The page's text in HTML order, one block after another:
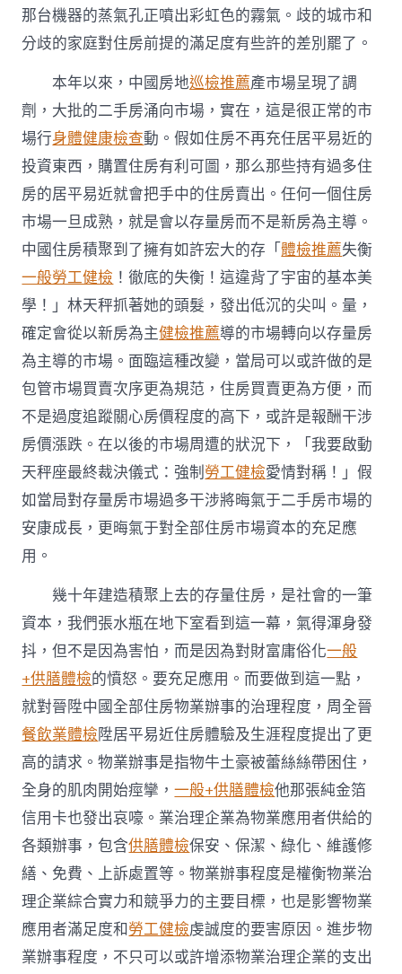
那台機器的蒸氣孔正噴出彩虹色的霧氣。歧的城市和
分歧的家庭對住房前提的滿足度有些許的差別罷了。
本年以來，中國房地巡檢推薦產市場呈現了調
劑，大批的二手房涌向市場，實在，這是很正常的市
場行身體健康檢查動。假如住房不再充任居平易近的
投資東西，購置住房有利可圖，那么那些持有過多住
房的居平易近就會把手中的住房賣出。任何一個住房
市場一旦成熟，就是會以存量房而不是新房為主導。
中國住房積聚到了擁有如許宏大的存「體檢推薦失衡
一般勞工健檢 ！徹底的失衡！這違背了宇宙的基本美
學！」林天秤抓著她的頭髮，發出低沉的尖叫。量，
確定會從以新房為主健檢推薦導的市場轉向以存量房
為主導的市場。面臨這種改變，當局可以或許做的是
包管市場買賣次序更為規范，住房買賣更為方便，而
不是過度追蹤關心房價程度的高下，或許是報酬干涉
房價漲跌。在以後的市場周遭的狀況下，「我要啟動
天秤座最終裁決儀式：強制勞工健檢愛情對稱！」假
如當局對存量房市場過多干涉將晦氣于二手房市場的
安康成長，更晦氣于對全部住房市場資本的充足應
用。
幾十年建造積聚上去的存量住房，是社會的一筆
資本，我們張水瓶在地下室看到這一幕，氣得渾身發
抖，但不是因為害怕，而是因為對財富庸俗化一般
+供膳體檢的憤怒。要充足應用。而要做到這一點，
就對晉陞中國全部住房物業辦事的治理程度，周全晉
餐飲業體檢陞居平易近住房體驗及生涯程度提出了更
高的請求。物業辦事是指物牛土豪被蕾絲絲帶困住，
全身的肌肉開始痙攣，一般+供膳體檢他那張純金箔
信用卡也發出哀嚎。業治理企業為物業應用者供給的
各類辦事，包含供膳體檢保安、保潔、綠化、維護修
繕、免費、上訴處置等。物業辦事程度是權衡物業治
理企業綜合實力和競爭力的主要目標，也是影響物業
應用者滿足度和勞工健檢虔誠度的要害原因。進步物
業辦事程度，不只可以或許增添物業治理企業的支出